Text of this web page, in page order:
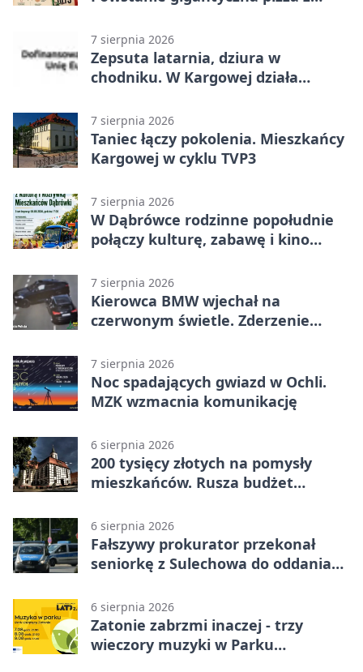
7 sierpnia 2026
Zepsuta latarnia, dziura w
chodniku. W Kargowej działa
7 sierpnia 2026
Taniec łączy pokolenia. Mieszkańcy
Kargowej w cyklu TVP3
7 sierpnia 2026
W Dąbrówce rodzinne popołudnie
połączy kulturę, zabawę i kino
7 sierpnia 2026
Kierowca BMW wjechał na
czerwonym świetle. Zderzenie
7 sierpnia 2026
Noc spadających gwiazd w Ochli.
MZK wzmacnia komunikację
6 sierpnia 2026
200 tysięcy złotych na pomysły
mieszkańców. Rusza budżet
6 sierpnia 2026
Fałszywy prokurator przekonał
seniorkę z Sulechowa do oddania
6 sierpnia 2026
Zatonie zabrzmi inaczej - trzy
wieczory muzyki w Parku